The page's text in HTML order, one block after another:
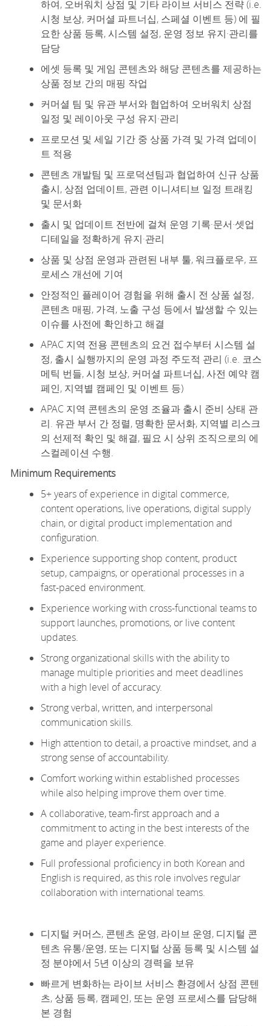
하여, 오버워치 상점 및 기타 라이브 서비스 전략 (i.e.
시청 보상, 커머셜 파트너십, 스페셜 이벤트 등) 에 필
요한 상품 등록, 시스템 설정, 운영 정보 유지·관리를
담당
에셋 등록 및 게임 콘텐츠와 해당 콘텐츠를 제공하는
상품 정보 간의 매핑 작업
커머셜 팀 및 유관 부서와 협업하여 오버워치 상점
일정 및 레이아웃 구성 유지·관리
프로모션 및 세일 기간 중 상품 가격 및 가격 업데이
트 적용
콘텐츠 개발팀 및 프로덕션팀과 협업하여 신규 상품
출시, 상점 업데이트, 관련 이니셔티브 일정 트래킹
및 문서화
출시 및 업데이트 전반에 걸쳐 운영 기록·문서·셋업
디테일을 정확하게 유지·관리
상품 및 상점 운영과 관련된 내부 툴, 워크플로우, 프
로세스 개선에 기여
안정적인 플레이어 경험을 위해 출시 전 상품 설정,
콘텐츠 매핑, 가격, 노출 구성 등에서 발생할 수 있는
이슈를 사전에 확인하고 해결
APAC 지역 전용 콘텐츠의 요건 접수부터 시스템 설
정, 출시 실행까지의 운영 과정 주도적 관리 (i.e. 코스
메틱 번들, 시청 보상, 커머셜 파트너십, 사전 예약 캠
페인, 지역별 캠페인 및 이벤트 등)
APAC 지역 콘텐츠의 운영 조율과 출시 준비 상태 관
리. 유관 부서 간 정렬, 명확한 문서화, 지역별 리스크
의 선제적 확인 및 해결, 필요 시 상위 조직으로의 에
스컬레이션 수행.
Minimum Requirements
5+ years of experience in digital commerce,
content operations, live operations, digital supply
chain, or digital product implementation and
configuration.
Experience supporting shop content, product
setup, campaigns, or operational processes in a
fast-paced environment.
Experience working with cross-functional teams to
support launches, promotions, or live content
updates.
Strong organizational skills with the ability to
manage multiple priorities and meet deadlines
with a high level of accuracy.
Strong verbal, written, and interpersonal
communication skills.
High attention to detail, a proactive mindset, and a
strong sense of accountability.
Comfort working within established processes
while also helping improve them over time.
A collaborative, team-firstapproach and a
commitment to acting in the best interests of the
game and player experience.
Full professional proficiency in both Korean and
English is required, as this role involves regular
collaboration with international teams.
디지털 커머스, 콘텐츠 운영, 라이브 운영, 디지털 콘
텐츠 유통/운영, 또는 디지털 상품 등록 및 시스템 설
정 분야에서 5년 이상의 경력을 보유
빠르게 변화하는 라이브 서비스 환경에서 상점 콘텐
츠, 상품 등록, 캠페인, 또는 운영 프로세스를 담당해
본 경험